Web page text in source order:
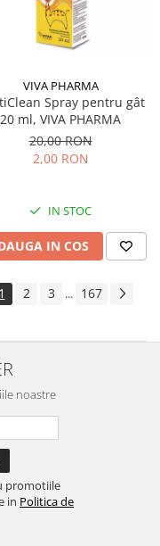
VIVA PHARMA
Spray pentru gât
20 ml, VIVA PHARMA
20,00 RON
2,00 RON
IN STOC
IN COS
1 2 3 ... 167
noastre
promotiile
in Politica de